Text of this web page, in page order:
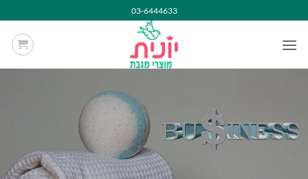
to
content
03-6444633